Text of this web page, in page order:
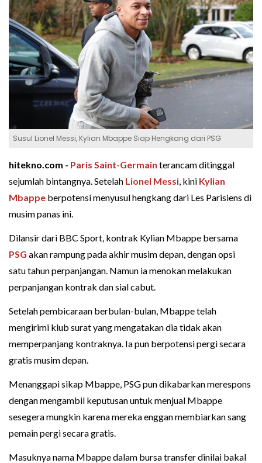
Susul Lionel Messi, Kylian Mbappe Siap Hengkang dari PSG
hitekno.com - Paris Saint-Germain terancam ditinggal
sejumlah bintangnya. Setelah Lionel Messi, kini Kylian
Mbappe berpotensi menyusul hengkang dari Les Parisiens di
musim panas ini.
Dilansir dari BBC Sport, kontrak Kylian Mbappe bersama
PSG akan rampung pada akhir musim depan, dengan opsi
satu tahun perpanjangan. Namun ia menokan melakukan
perpanjangan kontrak dan sial cabut.
Setelah pembicaraan berbulan-bulan, Mbappe telah
mengirimi klub surat yang mengatakan dia tidak akan
memperpanjang kontraknya. Ia pun berpotensi pergi secara
gratis musim depan.
Menanggapi sikap Mbappe, PSG pun dikabarkan merespons
dengan mengambil keputusan untuk menjual Mbappe
sesegera mungkin karena mereka enggan membiarkan sang
pemain pergi secara gratis.
Masuknya nama Mbappe dalam bursa transfer dinilai bakal